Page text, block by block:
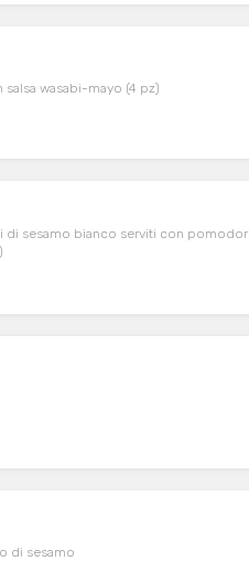
wasabi-mayo (4 pz)
di sesamo bianco serviti con
di sesamo